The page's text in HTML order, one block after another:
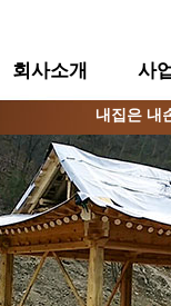
회사소개 사
내집은 내